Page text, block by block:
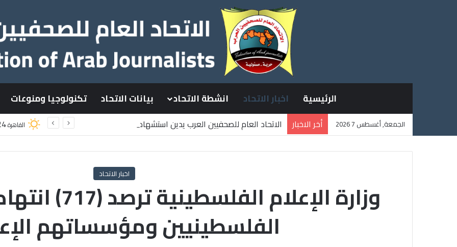
الرئيسية اخبار الاتحاد انشطة الاتحاد بيانات الاتحاد تكنولوجيا ومنوعات
الجمعة, أغسطس 7 2026 أخر الاخبار
الاتحاد العام للصحفيين العرب يدين استشهاد
القاهرة
اخبار الاتحاد
وزارة الإعلام
الفلسطينيين ومؤسساتهم